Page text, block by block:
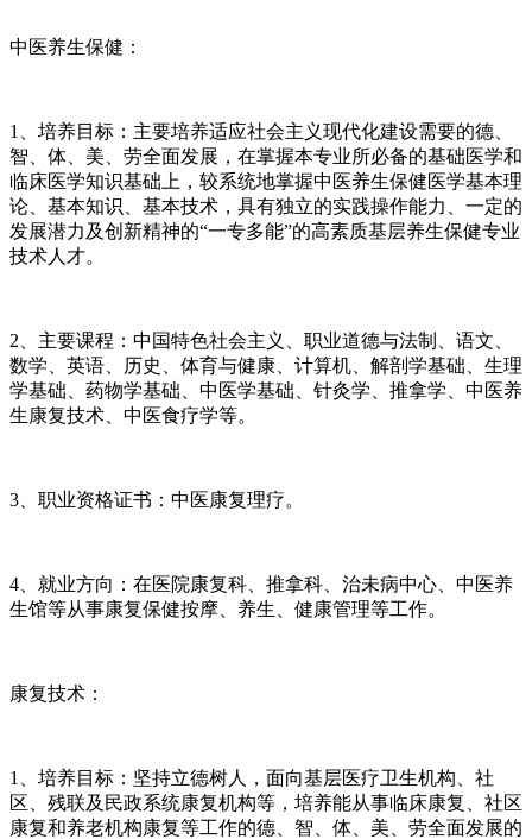
中医养生保健：
1、培养目标：主要培养适应社会主义现代化建设需要的德、
智、体、美、劳全面发展，在掌握本专业所必备的基础医学和
临床医学知识基础上，较系统地掌握中医养生保健医学基本理
论、基本知识、基本技术，具有独立的实践操作能力、一定的
发展潜力及创新精神的“一专多能”的高素质基层养生保健专业
技术人才。
2、主要课程：中国特色社会主义、职业道德与法制、语文、
数学、英语、历史、体育与健康、计算机、解剖学基础、生理
学基础、药物学基础、中医学基础、针灸学、推拿学、中医养
生康复技术、中医食疗学等。
3、职业资格证书：中医康复理疗。
4、就业方向：在医院康复科、推拿科、治未病中心、中医养
生馆等从事康复保健按摩、养生、健康管理等工作。
康复技术：
1、培养目标：坚持立德树人，面向基层医疗卫生机构、社
区、残联及民政系统康复机构等，培养能从事临床康复、社区
康复和养老机构康复等工作的德、智、体、美、劳全面发展的